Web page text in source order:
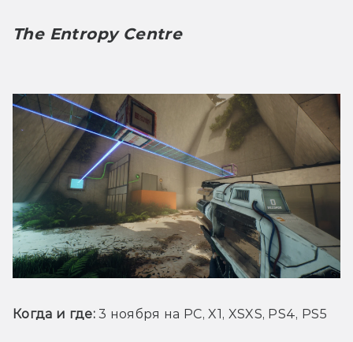
The Entropy Centre
Когда и где: 3 ноября на PC, X1, XSXS, PS4, PS5